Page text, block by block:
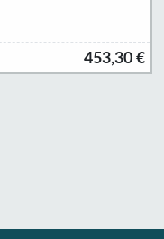
453,30 €